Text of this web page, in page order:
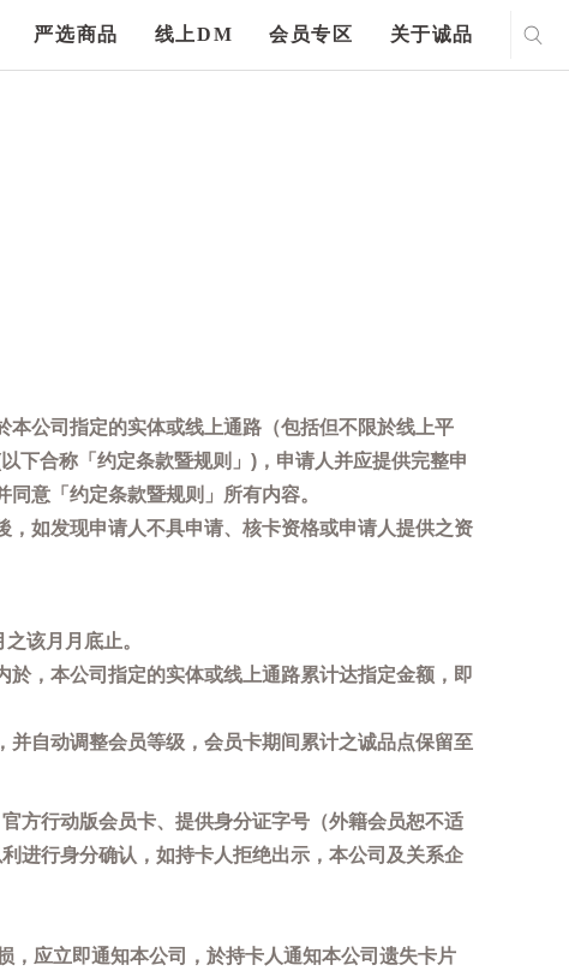
严选商品 线上DM 会员专区 关于诚品
公司指定的实体或线上通路（包括但不限於线上平
下合称「约定条款暨规则」)，申请人并应提供完整申
意「约定条款暨规则」所有内容。
如发现申请人不具申请、核卡资格或申请人提供之资
该月月底止。
，本公司指定的实体或线上通路累计达指定金额，即
自动调整会员等级，会员卡期间累计之诚品点保留至
方行动版会员卡、提供身分证字号（外籍会员恕不适
进行身分确认，如持卡人拒绝出示，本公司及关系企
，应立即通知本公司，於持卡人通知本公司遗失卡片